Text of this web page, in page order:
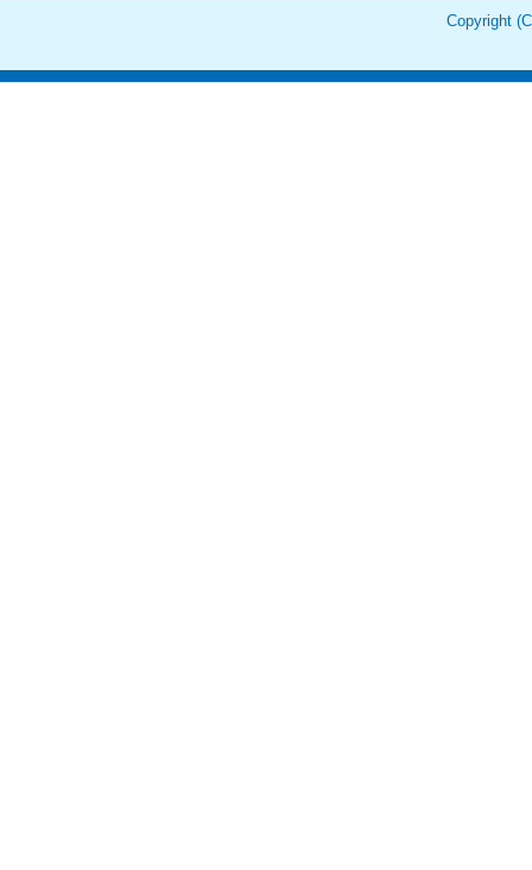
Copyright